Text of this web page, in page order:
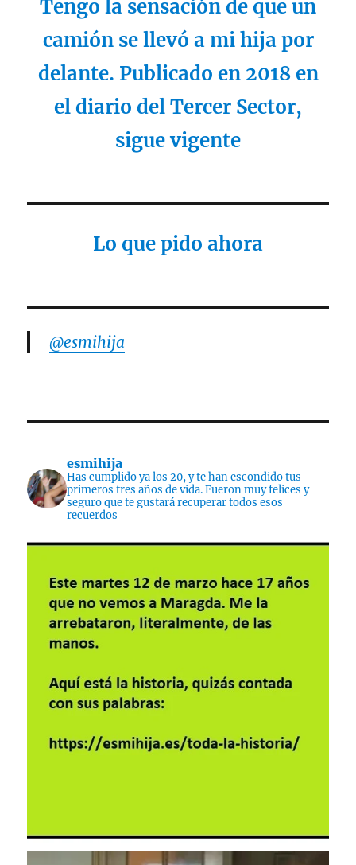
Tengo la sensación de que un
camión se llevó a mi hija por
delante. Publicado en 2018 en
el diario del Tercer Sector,
sigue vigente
Lo que pido ahora
@esmihija
esmihija
Has cumplido ya los 20, y te han escondido tus
primeros tres años de vida. Fueron muy felices y
seguro que te gustará recuperar todos esos
recuerdos